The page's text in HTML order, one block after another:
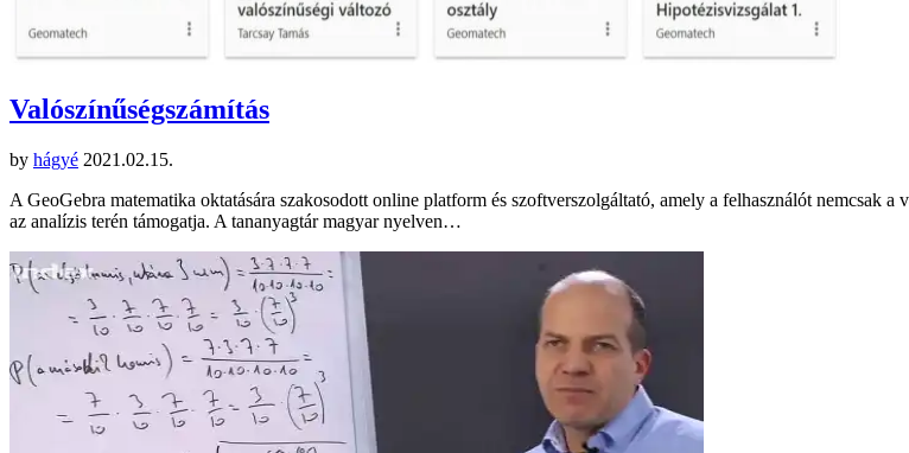
Valószínűségszámítás
by hágyé 2021.02.15.
A GeoGebra matematika oktatására szakosodott online platform és szoftverszolgáltató, amely a felhasználót nemcsak
az analízis terén támogatja. A tananyagtár magyar nyelven…